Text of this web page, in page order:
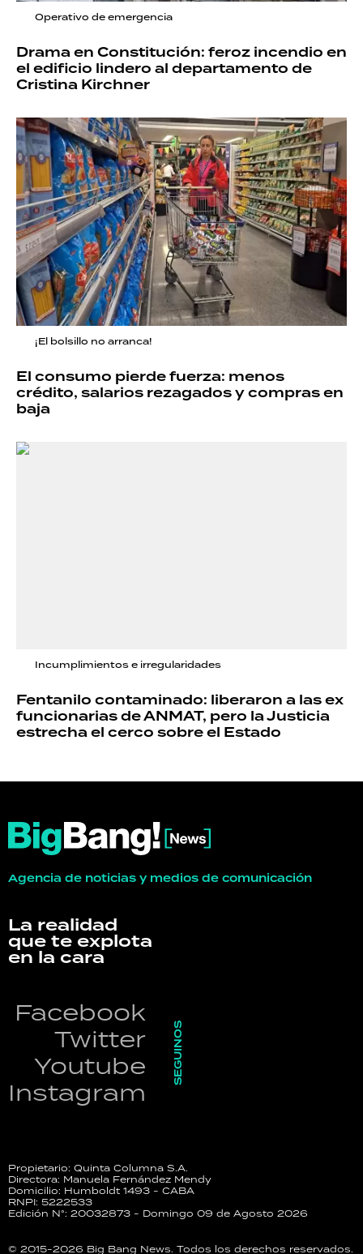
Operativo de emergencia
Drama en Constitución: feroz incendio en
el edificio lindero al departamento de
Cristina Kirchner
¡El bolsillo no arranca!
El consumo pierde fuerza: menos
crédito, salarios rezagados y compras en
baja
Incumplimientos e irregularidades
Fentanilo contaminado: liberaron a las ex
funcionarias de ANMAT, pero la Justicia
estrecha el cerco sobre el Estado
Agencia de noticias y medios de comunicación
La realidad
que te explota
en la cara
Facebook
Twitter
Youtube
Instagram
SEGUINOS
Propietario: Quinta Columna S.A.
Directora: Manuela Fernández Mendy
Domicilio: Humboldt 1493 - CABA
RNPI: 5222533
Edición N°: 20032873 - Domingo 09 de Agosto 2026
© 2015-2026 Big Bang News. Todos los derechos reservados.